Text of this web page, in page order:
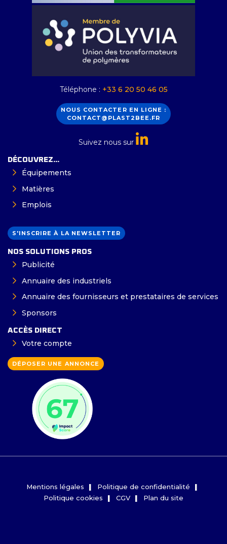
Téléphone : +33 6 20 50 46 05
NOUS CONTACTER EN LIGNE :
CONTACT@PLAST2BEE.FR
Suivez nous sur
DÉCOUVREZ...
Équipements
Matières
Emplois
S'INSCRIRE À LA NEWSLETTER
NOS SOLUTIONS PROS
Publicité
Annuaire des industriels
Annuaire des fournisseurs et prestataires de services
Sponsors
ACCÈS DIRECT
Votre compte
DÉPOSER UNE ANNONCE
Mentions légales
Politique de confidentialité
Politique cookies
CGV Plan du site